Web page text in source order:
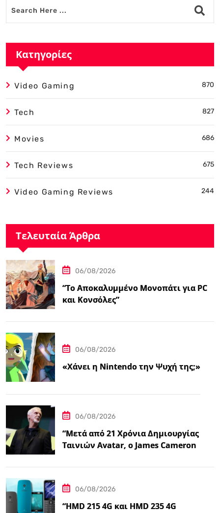
Κατηγορίες
Video Gaming 870
Tech 827
Movies 686
Tech Reviews 675
Video Gaming Reviews 244
Τελευταία Άρθρα
06/08/2026
“Το Αποκαλυμμένο Μονοπάτι για PC
και Κονσόλες”
06/08/2026
«Χάνει η Nintendo την Ψυχή της;»
06/08/2026
“Μετά από 21 Χρόνια Δημιουργίας
Ταινιών Avatar, ο James Cameron
06/08/2026
“HMD 215 4G και HMD 235 4G